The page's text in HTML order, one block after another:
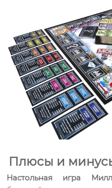
Плюсы и
Настольная игра